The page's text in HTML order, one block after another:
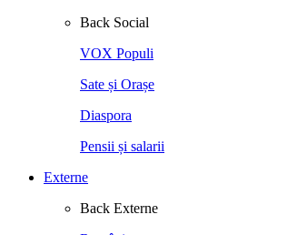
Back Social
VOX Populi
Sate și Orașe
Diaspora
Pensii și salarii
Externe
Back Externe